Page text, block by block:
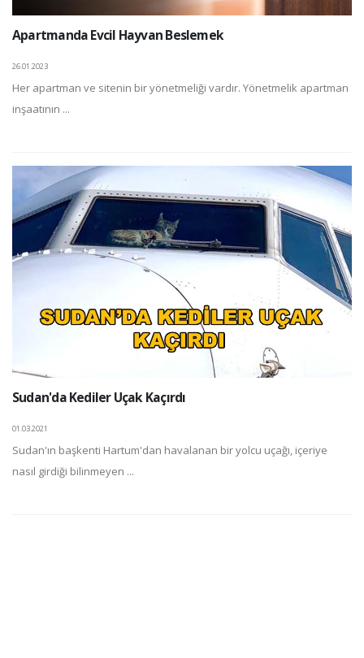
Apartmanda Evcil Hayvan Beslemek
26.01.2023
Her apartman ve sitenin bir yönetmeliği vardır. Yönetmelik apartman
inşaatının ...
Sudan'da Kediler Uçak Kaçırdı
01.03.2021
Sudan'ın başkenti Hartum'dan havalanan bir yolcu uçağı, içeriye
nasıl girdiği bilinmeyen ...